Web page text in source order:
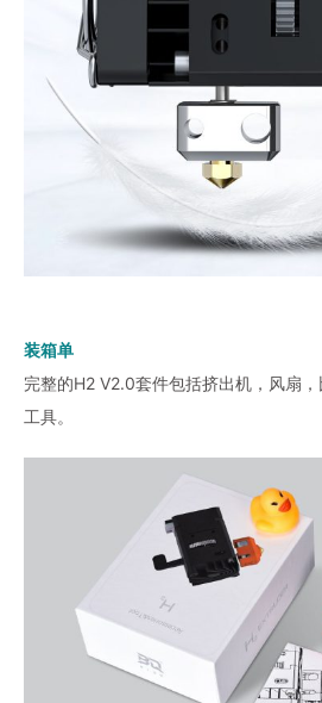
装箱单
完整的H2 V2.0套件包括挤出机，风扇
工具。